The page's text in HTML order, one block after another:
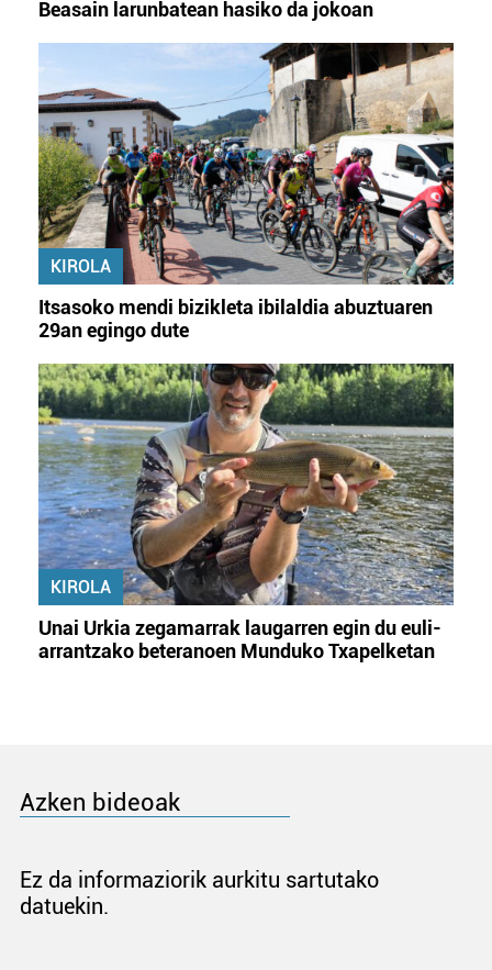
Beasain larunbatean hasiko da jokoan
KIROLA
Itsasoko mendi bizikleta ibilaldia abuztuaren
29an egingo dute
KIROLA
Unai Urkia zegamarrak laugarren egin du euli-
arrantzako beteranoen Munduko Txapelketan
Azken bideoak
Ez da informaziorik aurkitu sartutako
datuekin.